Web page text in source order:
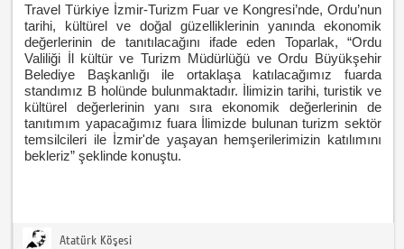
Travel Türkiye İzmir-Turizm Fuar ve Kongresi’nde, Ordu’nun
tarihi, kültürel ve doğal güzelliklerinin yanında ekonomik
değerlerinin de tanıtılacağını ifade eden Toparlak, “Ordu
Valiliği İl kültür ve Turizm Müdürlüğü ve Ordu Büyükşehir
Belediye Başkanlığı ile ortaklaşa katılacağımız fuarda
standımız B holünde bulunmaktadır. İlimizin tarihi, turistik ve
kültürel değerlerinin yanı sıra ekonomik değerlerinin de
tanıtımım yapacağımız fuara İlimizde bulunan turizm sektör
temsilcileri ile İzmir'de yaşayan hemşerilerimizin katılımını
bekleriz” şeklinde konuştu.
Atatürk Köşesi